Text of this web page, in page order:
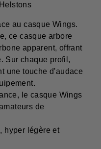
au casque Wings.
ce casque arbore
apparent, offrant
Sur chaque profil,
une touche d'audace
le casque Wings
de
hyper légère et